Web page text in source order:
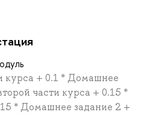
курса + 0.1 * Домашнее
части курса + 0.15 *
* Домашнее задание 2 +